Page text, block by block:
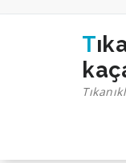
Tıkanıklık Açma,Tikaniklik acma,Lavabo açıcı,Pimaş açma,Tıkalı boru açma,Su